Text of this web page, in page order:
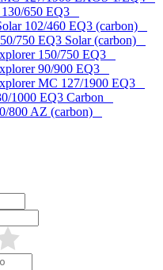
130/650 EQ3
102/460 EQ3 (carbon)
750 EQ3 Solar (carbon)
150/750 EQ3
90/900 EQ3
MC 127/1900 EQ3
1000 EQ3 Carbon
800 AZ (carbon)